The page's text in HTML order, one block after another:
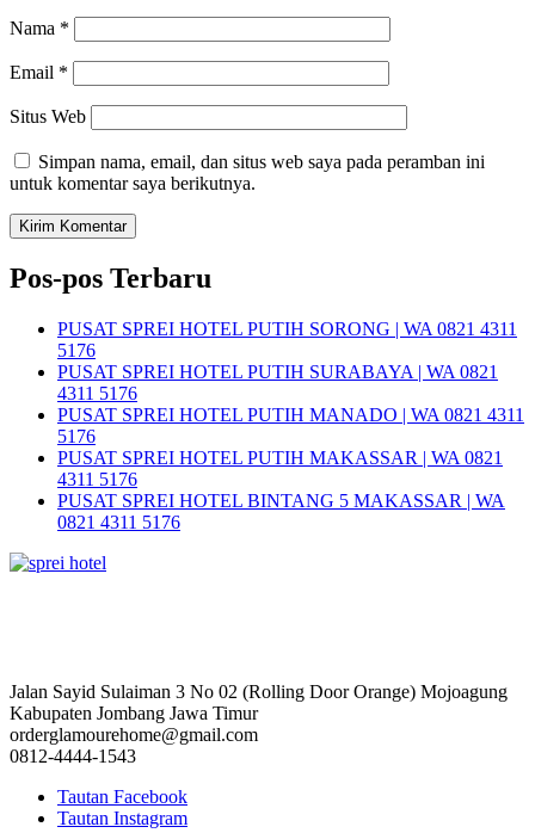
Nama *
Email *
Situs Web
Simpan nama, email, dan situs web saya pada peramban ini
untuk komentar saya berikutnya.
Pos-pos Terbaru
PUSAT SPREI HOTEL PUTIH SORONG | WA 0821 4311
5176
PUSAT SPREI HOTEL PUTIH SURABAYA | WA 0821
4311 5176
PUSAT SPREI HOTEL PUTIH MANADO | WA 0821 4311
5176
PUSAT SPREI HOTEL PUTIH MAKASSAR | WA 0821
4311 5176
PUSAT SPREI HOTEL BINTANG 5 MAKASSAR | WA
0821 4311 5176
Jalan Sayid Sulaiman 3 No 02 (Rolling Door Orange) Mojoagung
Kabupaten Jombang Jawa Timur
orderglamourehome@gmail.com
0812-4444-1543
Tautan Facebook
Tautan Instagram